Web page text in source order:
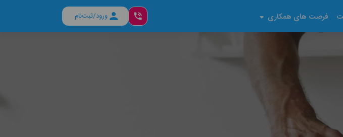
فرصت های همکاری ورود/ثبت‌نام